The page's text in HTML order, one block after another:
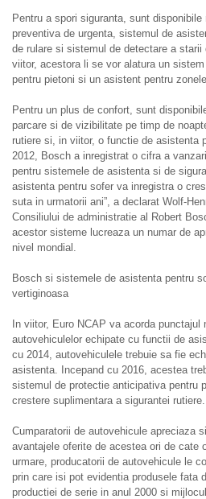
Pentru a spori siguranta, sunt
preventiva de urgenta, sistemul de
de rulare si sistemul de detectare a
viitor, acestora li se vor alatura un
pentru pietoni si un asistent pentru
Pentru un plus de confort, sunt
parcare si de vizibilitate pe timp de
rutiere si, in viitor, o functie de asistenta
2012, Bosch a inregistrat o cifra a
pentru sistemele de asistenta si de
asistenta pentru sofer va inregistra o
suta in urmatorii ani”, a declarat Wolf-
Consiliului de administratie al Robert
acestor sisteme lucreaza un numar de
nivel mondial.
Bosch si sistemele de asistenta pentru
vertiginoasa
In viitor, Euro NCAP va acorda
autovehiculelor echipate cu functii de
cu 2014, autovehiculele trebuie sa fie
asistenta. Incepand cu 2016, acestea
sistemul de protectie anticipativa pentru
crestere suplimentara a sigurantei rutiere.
Cumparatorii de autovehicule apreciaza
avantajele oferite de acestea ori de cate
urmare, producatorii de autovehicule le
prin care isi pot evidentia produsele fata
productiei de serie in anul 2000 si